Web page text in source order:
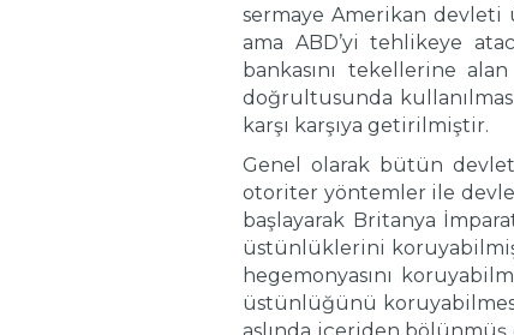
sermaye Amerikan devleti
ama ABD’yi tehlikeye
bankasını tekellerine
doğrultusunda
karşı karşıya getirilmiştir.
Genel olarak bütün
otoriter yöntemler ile
başlayarak Britanya
üstünlüklerini
hegemonyasını
üstünlüğünü